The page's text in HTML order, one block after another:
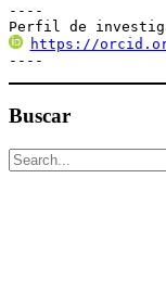
----
Perfil de
https://
----
Buscar